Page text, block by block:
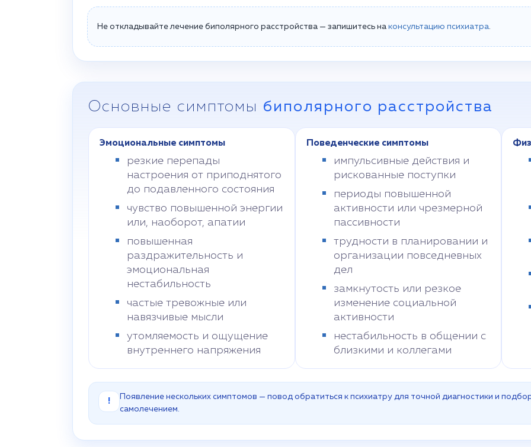
Не откладывайте лечение биполярного расстройства — запишитесь на консультацию психиатра
Основные симптомы биполярного расстройства
Эмоциональные симптомы
резкие перепады
настроения от приподнятого
до подавленного состояния
чувство повышенной энергии
или, наоборот, апатии
повышенная
раздражительность и
эмоциональная
нестабильность
частые тревожные или
навязчивые мысли
утомляемость и ощущение
внутреннего напряжения
Поведенческие симптомы
импульсивные действия и
рискованные поступки
периоды повышенной
активности или чрезмерной
пассивности
трудности в планировании и
организации повседневных
дел
замкнутость или резкое
изменение социальной
активности
нестабильность в общении с
близкими и коллегами
!
Появление нескольких симптомов — повод обратиться к психиатру для точной диагностики и
самолечением.